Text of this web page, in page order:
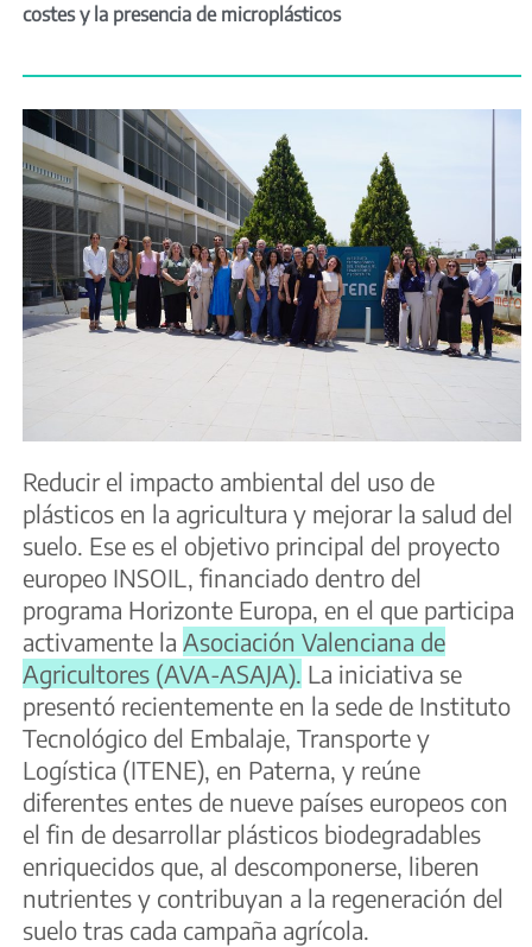
costes y la presencia de microplásticos
Reducir el impacto ambiental del uso de
plásticos en la agricultura y mejorar la salud del
suelo. Ese es el objetivo principal del proyecto
europeo INSOIL, financiado dentro del
programa Horizonte Europa, en el que participa
activamente la Asociación Valenciana de
Agricultores (AVA-ASAJA). La iniciativa se
presentó recientemente en la sede de Instituto
Tecnológico del Embalaje, Transporte y
Logística (ITENE), en Paterna, y reúne
diferentes entes de nueve países europeos con
el fin de desarrollar plásticos biodegradables
enriquecidos que, al descomponerse, liberen
nutrientes y contribuyan a la regeneración del
suelo tras cada campaña agrícola.